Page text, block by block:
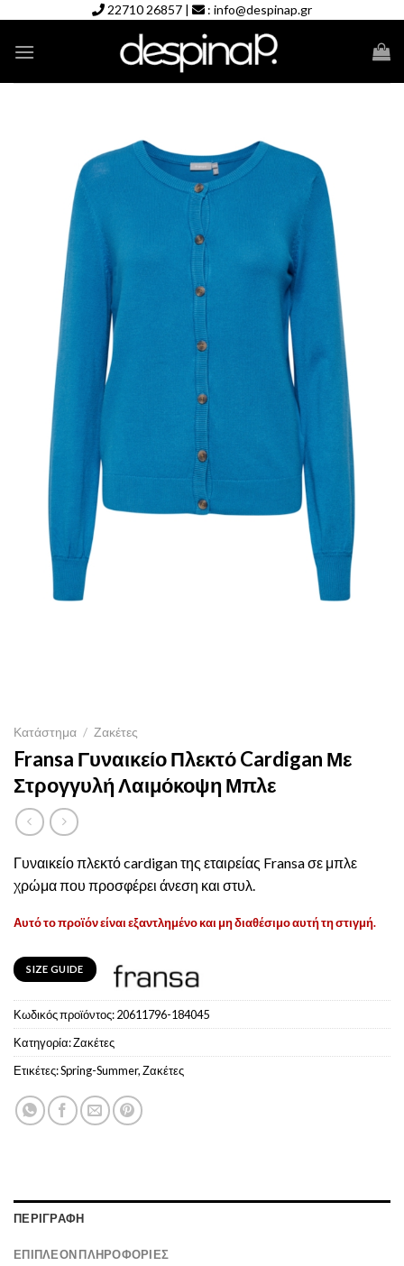
content
22710 26857 | : info@despinap.gr
Κατάστημα / Ζακέτες
Fransa Γυναικείο Πλεκτό Cardigan Με
Στρογγυλή Λαιμόκοψη Μπλε
Γυναικείο πλεκτό cardigan της εταιρείας Fransa σε μπλε
χρώμα που προσφέρει άνεση και στυλ.
Αυτό το προϊόν είναι εξαντλημένο και μη διαθέσιμο αυτή τη στιγμή.
SIZE GUIDE
Κωδικός προϊόντος:20611796-184045
Κατηγορία:Ζακέτες
Ετικέτες:Spring-Summer,Ζακέτες
ΠΕΡΙΓΡΑΦΉ
ΕΠΙΠΛΈΟΝ ΠΛΗΡΟΦΟΡΊΕΣ